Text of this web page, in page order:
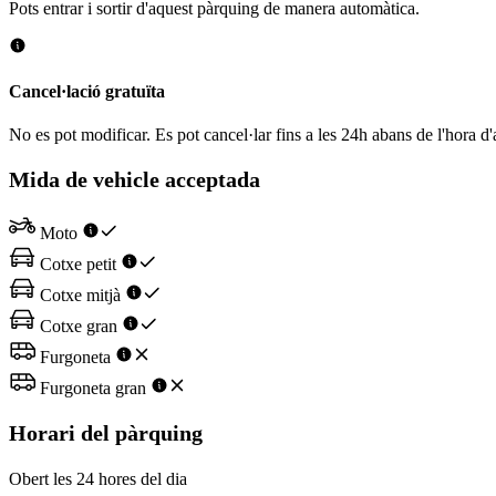
Pots entrar i sortir d'aquest pàrquing de manera automàtica.
Cancel·lació gratuïta
No es pot modificar. Es pot cancel·lar fins a les 24h abans de l'hora
Mida de vehicle acceptada
Moto
Cotxe petit
Cotxe mitjà
Cotxe gran
Furgoneta
Furgoneta gran
Horari del pàrquing
Obert les 24 hores del dia